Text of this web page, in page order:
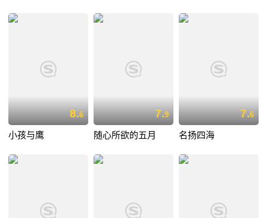
8.6
小孩与鹰
7.9
随心所欲的五月
7.6
名扬四海